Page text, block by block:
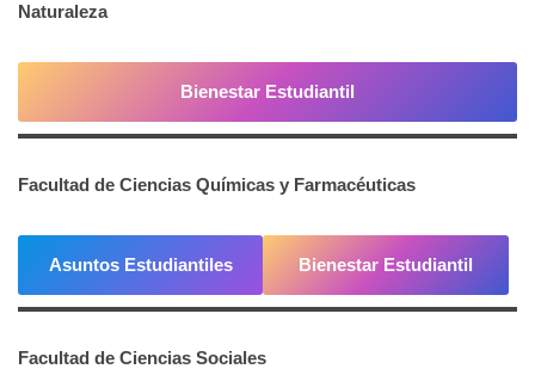
Naturaleza
Bienestar Estudiantil
Facultad de Ciencias Químicas y Farmacéuticas
Asuntos Estudiantiles Bienestar Estudiantil
Facultad de Ciencias Sociales